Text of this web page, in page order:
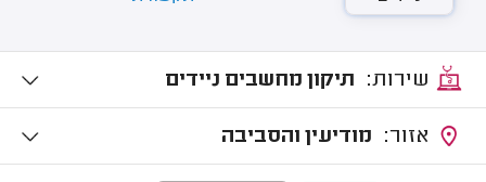
תיקון מחשבים ניידים
מודיעין והסביבה